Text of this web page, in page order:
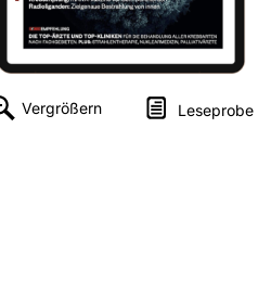
Vergrößern Leseprobe